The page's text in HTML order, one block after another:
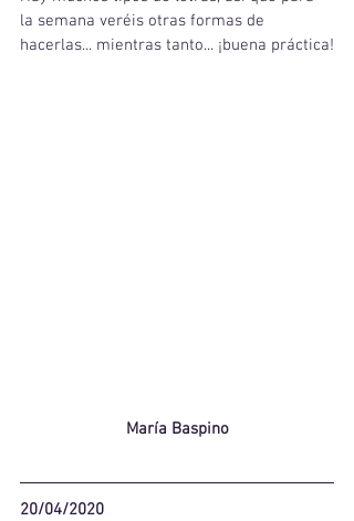
la semana veréis otras formas de
hacerlas... mientras tanto... ¡buena práctica!
María Baspino
20/04/2020